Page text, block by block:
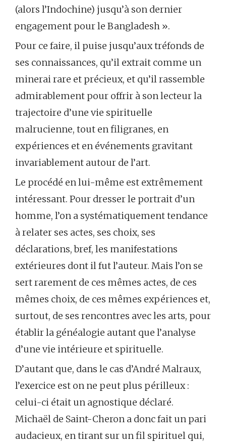
(alors l’Indochine) jusqu’à son dernier
engagement pour le Bangladesh ».
Pour ce faire, il puise jusqu’aux tréfonds de
ses connaissances, qu’il extrait comme un
minerai rare et précieux, et qu’il rassemble
admirablement pour offrir à son lecteur la
trajectoire d’une vie spirituelle
malrucienne, tout en filigranes, en
expériences et en événements gravitant
invariablement autour de l’art.
Le procédé en lui-même est extrêmement
intéressant. Pour dresser le portrait d’un
homme, l’on a systématiquement tendance
à relater ses actes, ses choix, ses
déclarations, bref, les manifestations
extérieures dont il fut l’auteur. Mais l’on se
sert rarement de ces mêmes actes, de ces
mêmes choix, de ces mêmes expériences et,
surtout, de ses rencontres avec les arts, pour
établir la généalogie autant que l’analyse
d’une vie intérieure et spirituelle.
D’autant que, dans le cas d’André Malraux,
l’exercice est on ne peut plus périlleux :
celui-ci était un agnostique déclaré.
Michaël de Saint-Cheron a donc fait un pari
audacieux, en tirant sur un fil spirituel qui,